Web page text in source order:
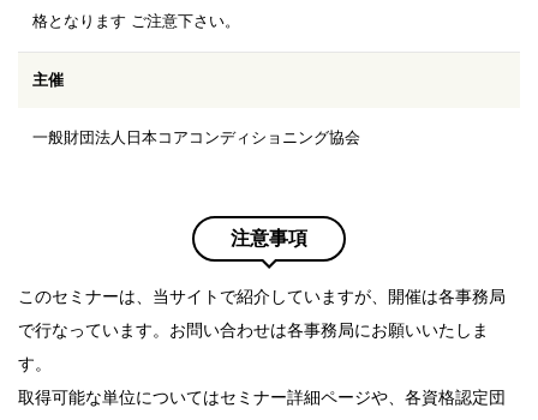
格となります ご注意下さい。
主催
一般財団法人日本コアコンディショニング協会
注意事項
このセミナーは、当サイトで紹介していますが、開催は各事務局
で行なっています。お問い合わせは各事務局にお願いいたしま
す。
取得可能な単位についてはセミナー詳細ページや、各資格認定団